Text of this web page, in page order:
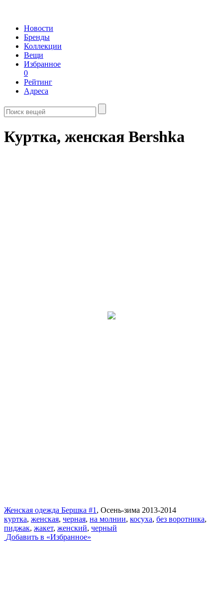
Новости
Бренды
Коллекции
Вещи
Избранное
0
Рейтинг
Адреса
Куртка, женская Bershka
Женская одежда Бершка #1 , Осень-зима 2013-2014
куртка, женская, черная, на молнии, косуха, без воротника,
пиджак, жакет, женский, черный
Добавить в «Избранное»